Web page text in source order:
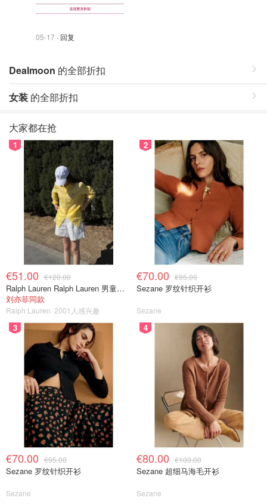
05-17 · 回复
Dealmoon 的全部折扣
女装 的全部折扣
大家都在抢
1
€51.00 €120.00
Ralph Lauren Ralph Lauren 男童亚麻衬衫
刘亦菲同款
Ralph Lauren 2001人感兴趣
2
€70.00 €95.00
Sezane 罗纹针织开衫
Sezane
3
€70.00 €95.00
Sezane 罗纹针织开衫
Sezane
4
€80.00 €100.00
Sezane 超细马海毛开衫
Sezane